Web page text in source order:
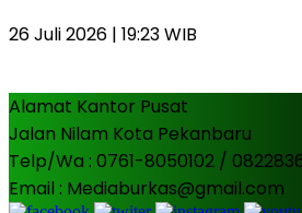
26 Juli 2026 | 19:23 WIB
Alamat Kantor Pusat
Jalan Nilam Kota Pekanbaru
Telp/Wa : 0761-8050102 /
Email : Mediaburkas@gmail.com